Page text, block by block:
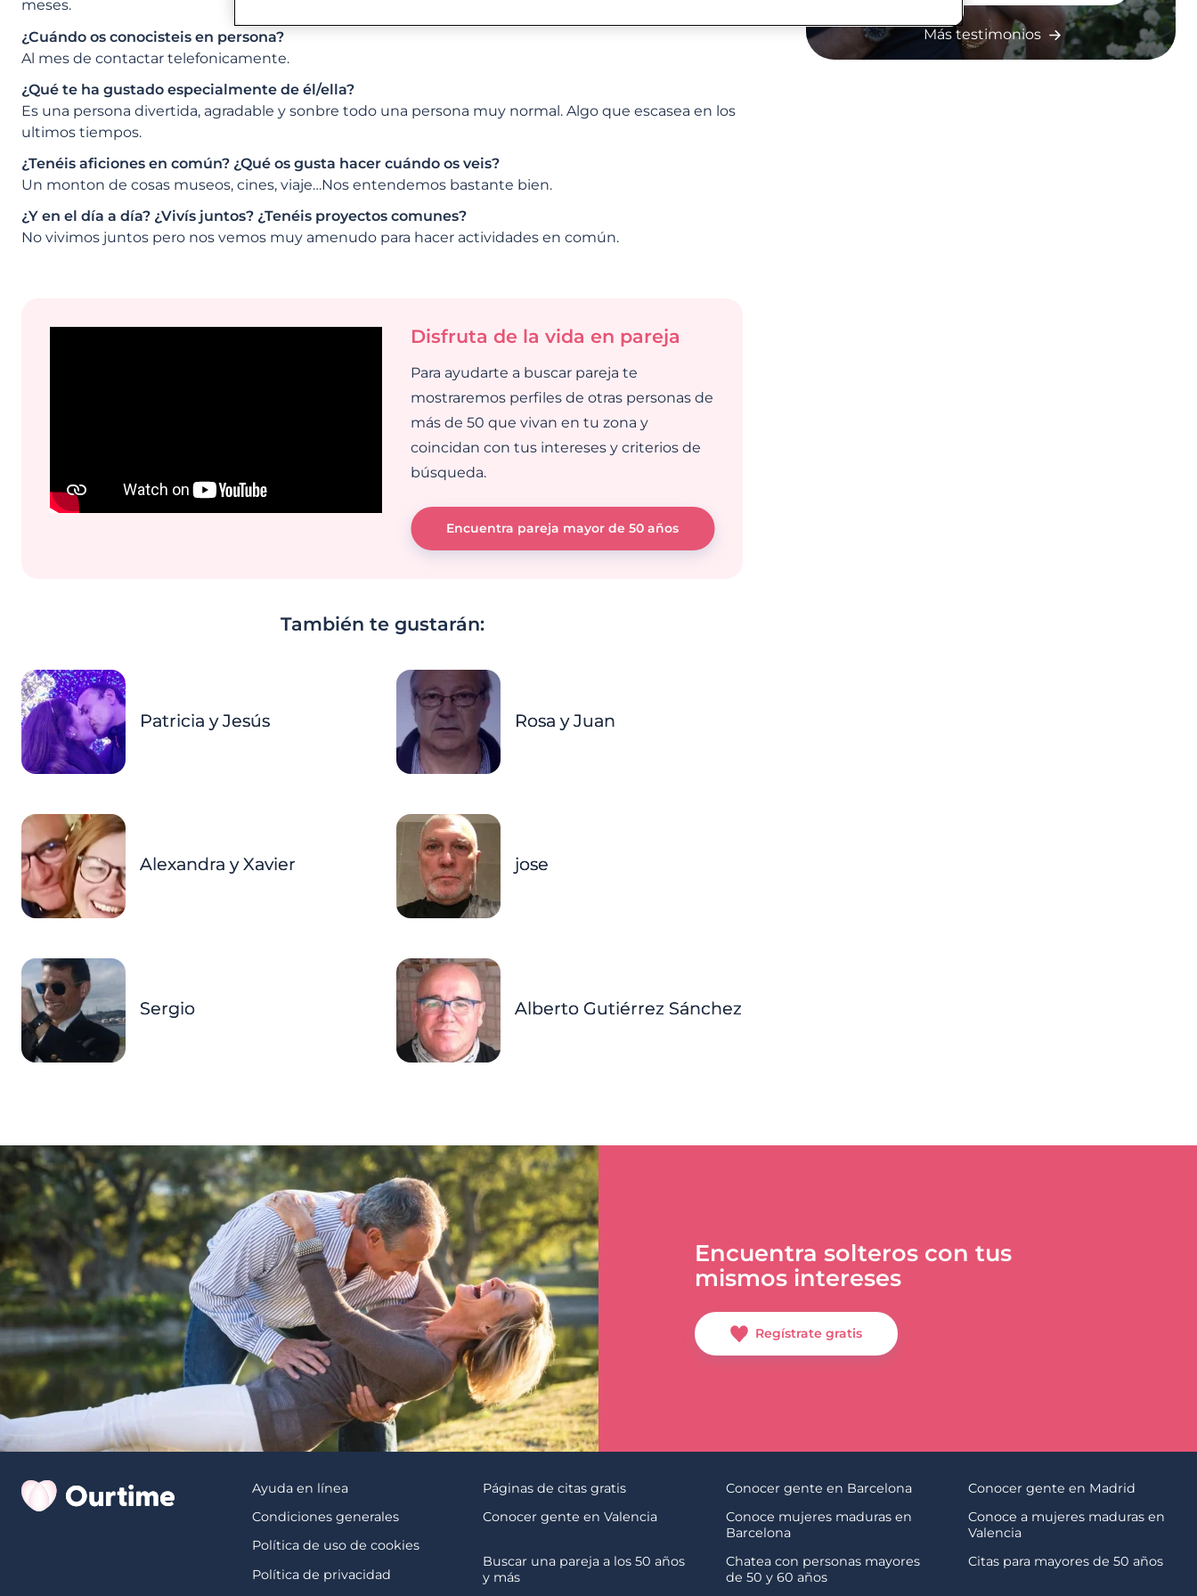
meses.
¿Cuándo os conocisteis en persona?
Al mes de contactar telefonicamente.
¿Qué te ha gustado especialmente de él/ella?
Es una persona divertida, agradable y sonbre todo una persona muy normal. Algo que escasea en los
ultimos tiempos.
¿Tenéis aficiones en común? ¿Qué os gusta hacer cuándo os veis?
Un monton de cosas museos, cines, viaje…Nos entendemos bastante bien.
¿Y en el día a día? ¿Vivís juntos? ¿Tenéis proyectos comunes?
No vivimos juntos pero nos vemos muy amenudo para hacer actividades en común.
Disfruta de la vida en pareja
Para ayudarte a buscar pareja te
mostraremos perfiles de otras personas de
más de 50 que vivan en tu zona y
coincidan con tus intereses y criterios de
búsqueda.
Encuentra pareja mayor de 50 años
También te gustarán:
Patricia y Jesús Rosa y Juan
Alexandra y Xavier jose
Sergio Alberto Gutiérrez Sánchez
Más testimonios
Encuentra solteros con tus
mismos intereses
Regístrate gratis
Ayuda en línea
Condiciones generales
Política de uso de cookies
Política de privacidad
Páginas de citas gratis Conocer gente en Barcelona
Conocer gente en Madrid
Conocer gente en Valencia
Conoce mujeres maduras en
Barcelona
Conoce a mujeres maduras en
Valencia
Buscar una pareja a los 50 años
y más
Chatea con personas mayores
de 50 y 60 años
Citas para mayores de 50 años